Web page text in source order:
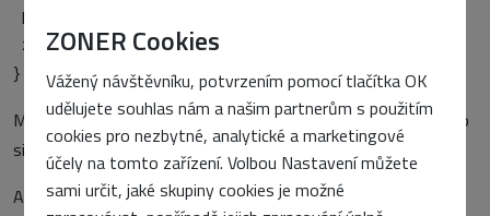
ZONER Cookies
Vážený návštěvníku, potvrzením pomocí tlačítka OK
udělujete souhlas nám a našim partnerům s použitím
cookies pro nezbytné, analytické a marketingové
účely na tomto zařízení. Volbou Nastavení můžete
sami určit, jaké skupiny cookies je možné
position: relative;
z-index: -1;
}
Můžete se podívat i nakompletní příklad druhého rolečkunebo
si stáhnout oba příklady zazipované.
A to je vše. Až tedy příště budete dělat na nějakém webu